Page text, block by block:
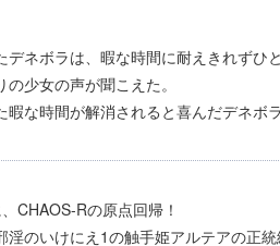
デネボラは、暇な時間に耐えきれずひ
少女の声が聞こえた。
暇な時間が解消されると喜んだデネ
CHAOS-Rの原点回帰！
淫のいけにえ1の触⼿姫アルテアの正